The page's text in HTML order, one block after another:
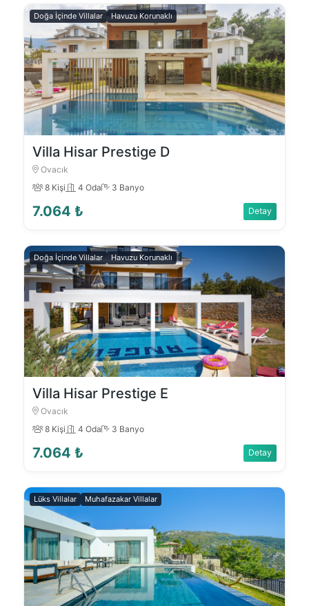
Doğa İçinde Villalar Havuzu Korunaklı
Villa Hisar Prestige D
Ovacık
8 Kişi
4 Oda 3 Banyo
7.064 ₺ Detay
Doğa İçinde Villalar Havuzu Korunaklı
Villa Hisar Prestige E
Ovacık
8 Kişi
4 Oda 3 Banyo
7.064 ₺ Detay
Lüks Villalar Muhafazakar Villalar